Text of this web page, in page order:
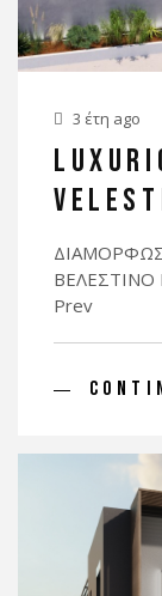
3 έτη ago
ΒΕΛΕΣΤΙΝΟ
Prev